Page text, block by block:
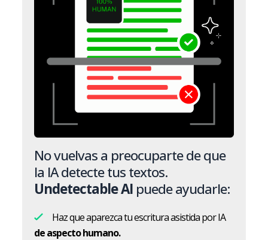
No vuelvas a preocuparte de que
la IA detecte tus textos.
Undetectable AI puede ayudarle:
Haz que aparezca tu escritura asistida por IA
de aspecto humano.